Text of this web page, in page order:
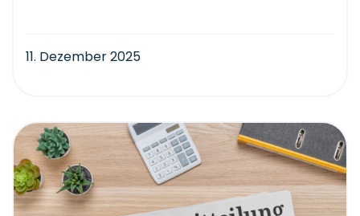
11. Dezember 2025